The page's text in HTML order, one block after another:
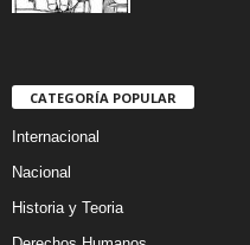
CATEGORÍA POPULAR
Internacional
Nacional
Historia y Teoria